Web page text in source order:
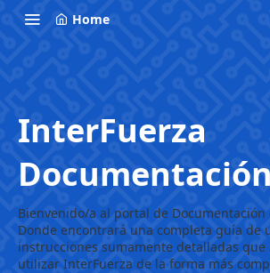
Home
InterFuerza
Documentación
Bienvenido/a al portal de Documentación
Donde encontrará una completa guía de
instrucciones sumamente detalladas que
utilizar InterFuerza de la forma más